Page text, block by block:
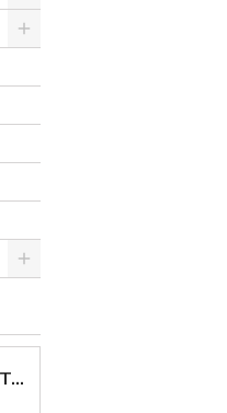
PERSONALIZUOTAS MEDALIS "1" SU GRAVIRUOTU TEKSTU